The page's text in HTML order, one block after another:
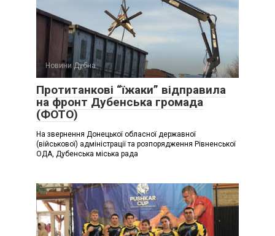
Новини Дубна
Протитанкові “їжаки” відправила
на фронт Дубенська громада
(ФОТО)
На звернення Донецької обласної державної
(військової) адміністрації та розпорядження Рівненської
ОДА, Дубенська міська рада